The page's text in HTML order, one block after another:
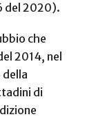
del 2020).
che
2014, nel
di